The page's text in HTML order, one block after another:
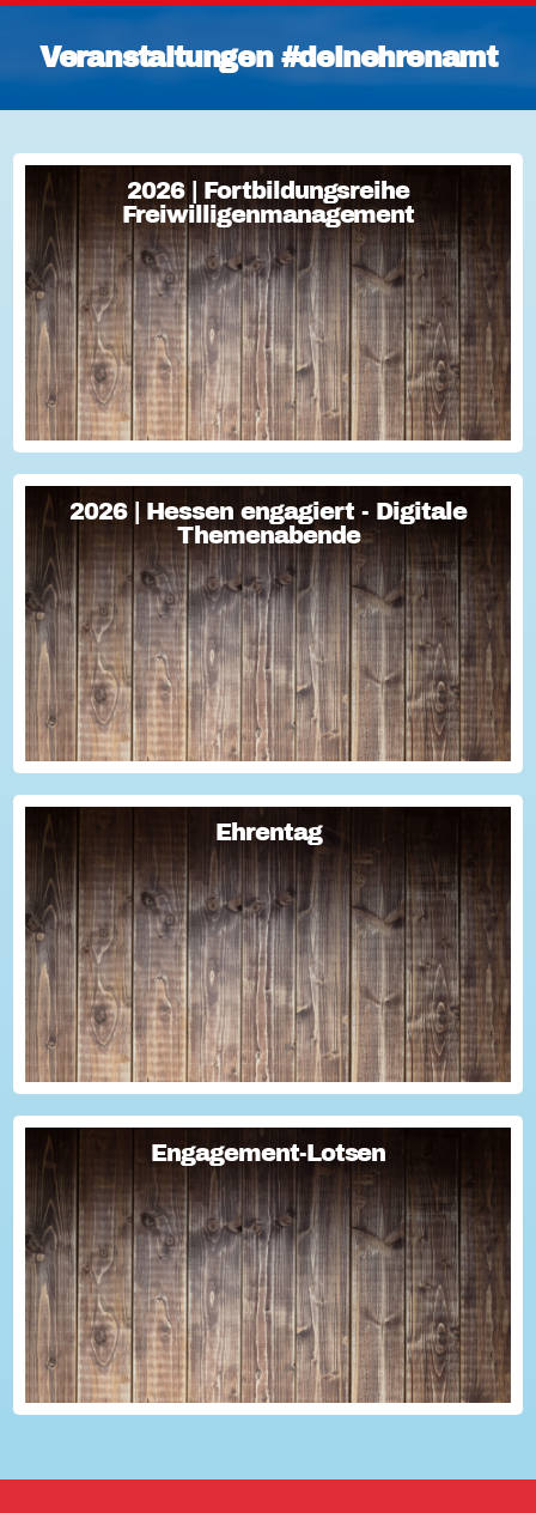
Veranstaltungen #deinehrenamt
2026 | Fortbildungsreihe
Freiwilligenmanagement
2026 | Fortbildungsreihe
Freiwilligenmanagement
Freiwilligenmanagement Kompakt Strategisches
Freiwilligenmanagement und praktische Umsetzung Im Fokus
Teil 1 Für Engagement begeistern: Freiwillige gewinnen Im
Fokus Teil 2 Eine Frage der H...
2026 | Hessen engagiert - Digitale
Themenabende
2026 | Hessen engagiert - Digitale
Themenabende
Sie haben Fragen zum Thema "Versicherung im Ehrenamt"?
Oder wollten schon immer mal lernen, wie man Engagement-
Geschichten für die Öffentlichkeitsarbeit des Vereins
nutzen kann? Dann haben wir da was!...
Ehrentag
Ehrentag
Macht den Ehrentag mit eurer Aktion zu eurem "hessischen
Ehrentag"...
Engagement-Lotsen
Engagement-Lotsen
Engagement-Lotsen tragen zu einer lebendigen
Engagementkultur und damit zu einer höheren
Lebensqualität für sich und andere bei. Sie bringen ihre
Erfahrungen im bürgerschaftlichen Engagement ein und ü...